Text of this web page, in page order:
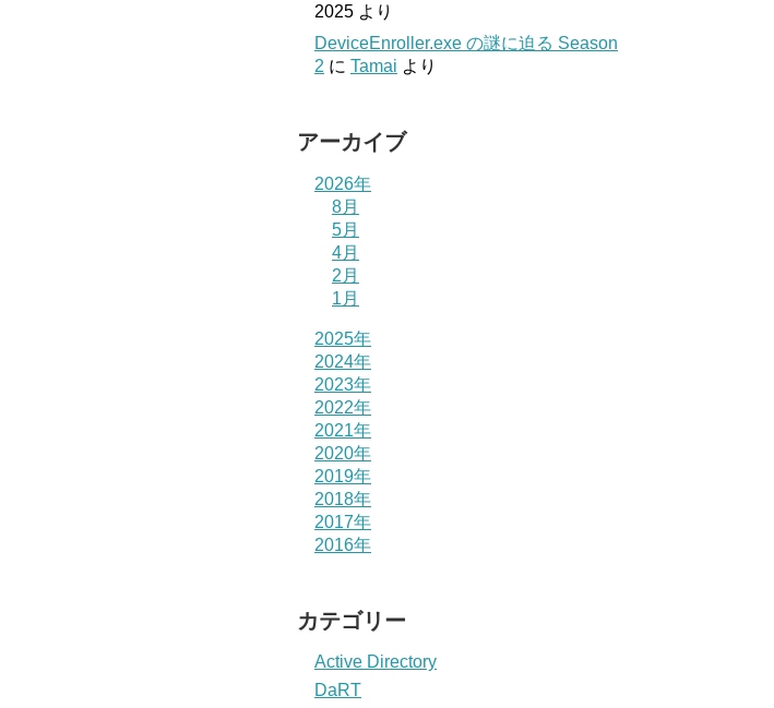
2025 より
DeviceEnroller.exe の謎に迫る Season
2 に Tamai より
アーカイブ
2026年
8月
5月
4月
2月
1月
2025年
2024年
2023年
2022年
2021年
2020年
2019年
2018年
2017年
2016年
カテゴリー
Active Directory
DaRT